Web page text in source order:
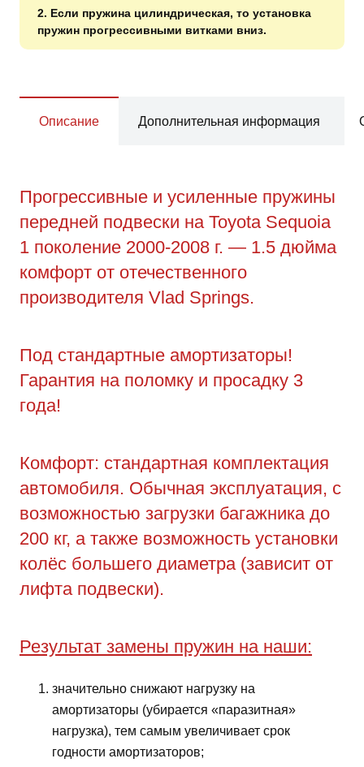
2. Если пружина цилиндрическая, то установка
пружин прогрессивными витками вниз.
Описание Дополнительная информация
Прогрессивные и усиленные пружины
передней подвески на Toyota Sequoia
1 поколение 2000-2008 г. — 1.5 дюйма
комфорт от отечественного
производителя Vlad Springs.
Под стандартные амортизаторы!
Гарантия на поломку и просадку 3
года!
Комфорт: стандартная комплектация
автомобиля. Обычная эксплуатация, с
возможностью загрузки багажника до
200 кг, а также возможность установки
колёс большего диаметра (зависит от
лифта подвески).
Результат замены пружин на наши:
значительно снижают нагрузку на
амортизаторы (убирается «паразитная»
нагрузка), тем самым увеличивает срок
годности амортизаторов;